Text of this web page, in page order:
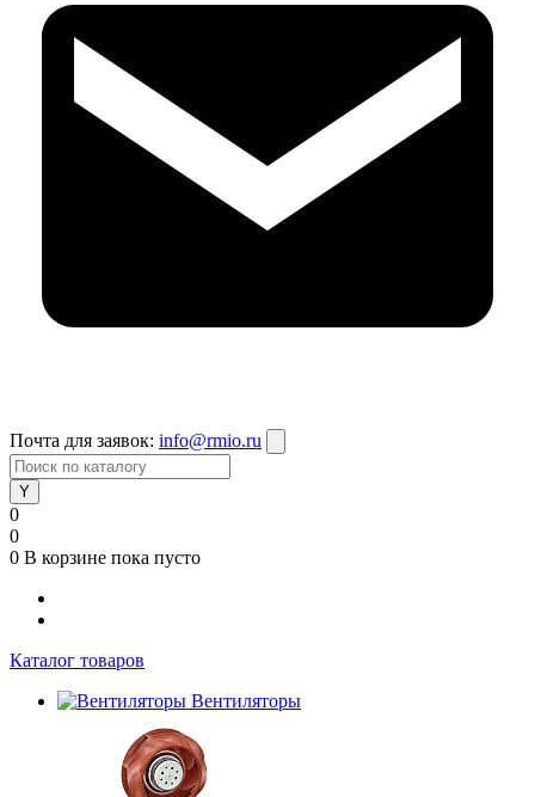
Почта для заявок: info@rmio.ru
0
0
0 В корзине пока пусто
Каталог товаров
Вентиляторы